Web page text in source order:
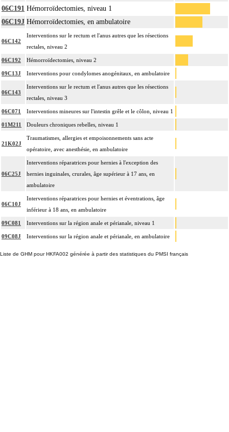
06C191 Hémorroïdectomies, niveau 1
06C19J Hémorroïdectomies, en ambulatoire
06C142
Interventions sur le rectum et l'anus autres que les résections
rectales, niveau 2
06C192 Hémorroïdectomies, niveau 2
09C13J Interventions pour condylomes anogénitaux, en ambulatoire
06C143
Interventions sur le rectum et l'anus autres que les résections
rectales, niveau 3
06C071 Interventions mineures sur l'intestin grêle et le côlon, niveau 1
01M211 Douleurs chroniques rebelles, niveau 1
21K02J
Traumatismes, allergies et empoisonnements sans acte
opératoire, avec anesthésie, en ambulatoire
06C25J
Interventions réparatrices pour hernies à l'exception des
hernies inguinales, crurales, âge supérieur à 17 ans, en
ambulatoire
06C10J
Interventions réparatrices pour hernies et éventrations, âge
inférieur à 18 ans, en ambulatoire
09C081 Interventions sur la région anale et périanale, niveau 1
09C08J Interventions sur la région anale et périanale, en ambulatoire
Liste de GHM pour HKFA002 générée à partir des statistiques du PMSI français